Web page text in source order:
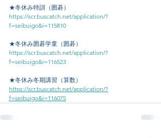
★冬休み特訓（囲碁）
https://scr.buscatch.net/application/?
f=seibuigo&i=115810
★冬休み囲碁学童（囲碁）
https://scr.buscatch.net/application/?
f=seibuigo&i=116523
★冬休み冬期講習（算数）
https://scr.buscatch.net/application/?
f=seibuigo&i=116075